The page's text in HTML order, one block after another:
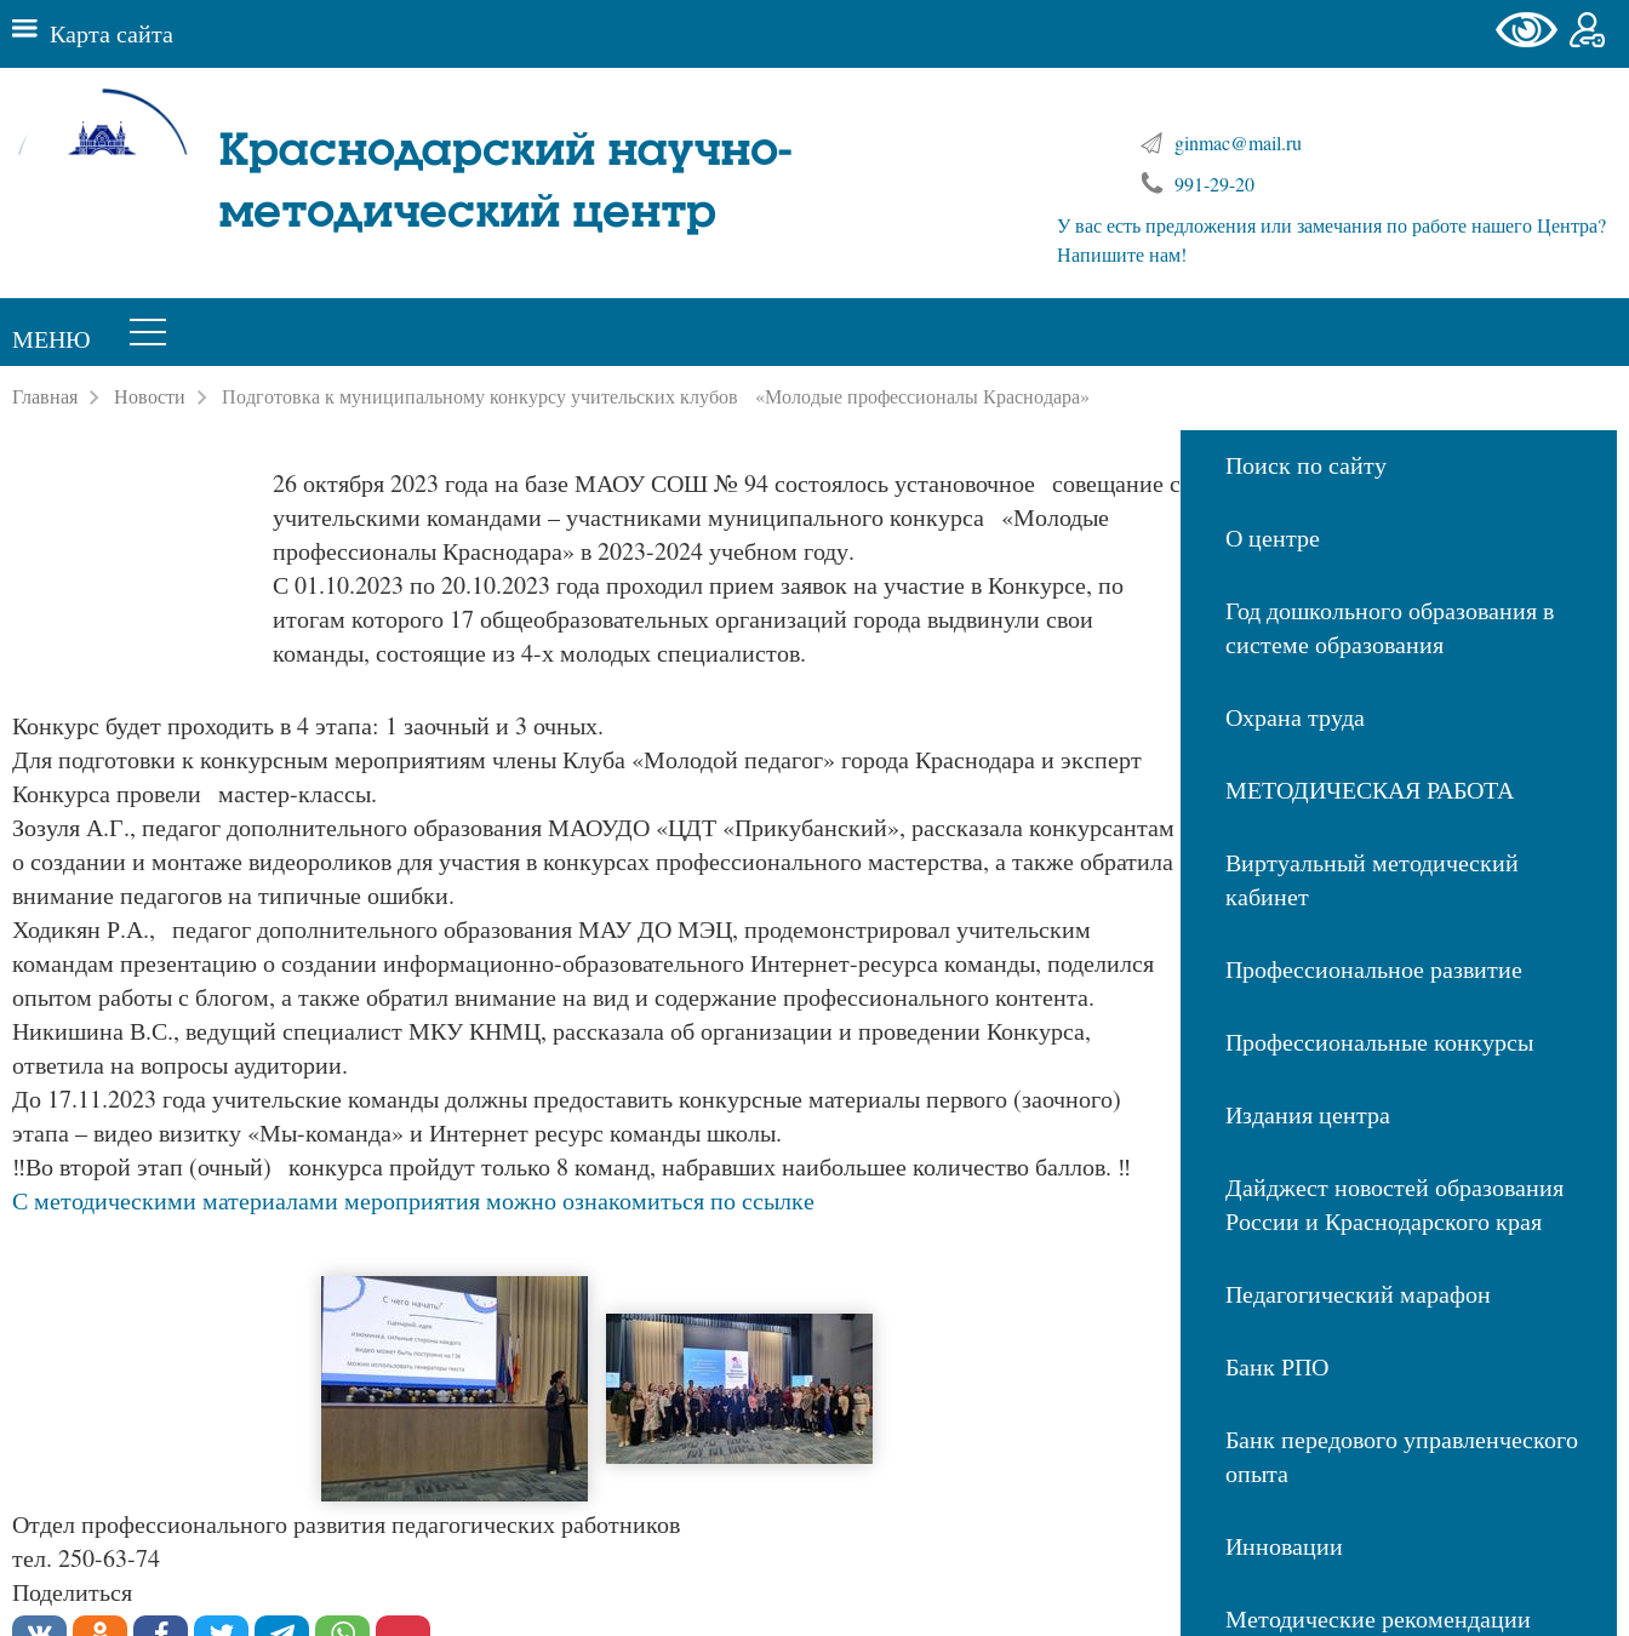
Карта сайта
Краснодарский научно-
методический центр
ginmac@mail.ru
991-29-20
У вас есть предложения или замечания по работе нашего Центра?
Напишите нам!
МЕНЮ
Главная Новости Подготовка к муниципальному конкурсу учительских клубов «Молодые профессионалы Краснодара»
26 октября 2023 года на базе МАОУ СОШ № 94 состоялось установочное совещание с
учительскими командами – участниками муниципального конкурса «Молодые
профессионалы Краснодара» в 2023-2024 учебном году.
С 01.10.2023 по 20.10.2023 года проходил прием заявок на участие в Конкурсе, по
итогам которого 17 общеобразовательных организаций города выдвинули свои
команды, состоящие из 4-х молодых специалистов.
Конкурс будет проходить в 4 этапа: 1 заочный и 3 очных.
Для подготовки к конкурсным мероприятиям члены Клуба «Молодой педагог» города Краснодара и эксперт
Конкурса провели мастер-классы.
Зозуля А.Г., педагог дополнительного образования МАОУДО «ЦДТ «Прикубанский», рассказала конкурсантам
о создании и монтаже видеороликов для участия в конкурсах профессионального мастерства, а также обратила
внимание педагогов на типичные ошибки.
Ходикян Р.А., педагог дополнительного образования МАУ ДО МЭЦ, продемонстрировал учительским
командам презентацию о создании информационно-образовательного Интернет-ресурса команды, поделился
опытом работы с блогом, а также обратил внимание на вид и содержание профессионального контента.
Никишина В.С., ведущий специалист МКУ КНМЦ, рассказала об организации и проведении Конкурса,
ответила на вопросы аудитории.
До 17.11.2023 года учительские команды должны предоставить конкурсные материалы первого (заочного)
этапа – видео визитку «Мы-команда» и Интернет ресурс команды школы.
‼️Во второй этап (очный) конкурса пройдут только 8 команд, набравших наибольшее количество баллов. ‼️
С методическими материалами мероприятия можно ознакомиться по ссылке
Отдел профессионального развития педагогических работников
тел. 250-63-74
Поделиться
Поиск по сайту
О центре
Год дошкольного образования в
системе образования
Охрана труда
МЕТОДИЧЕСКАЯ РАБОТА
Виртуальный методический
кабинет
Профессиональное развитие
Профессиональные конкурсы
Издания центра
Дайджест новостей образования
России и Краснодарского края
Педагогический марафон
Банк РПО
Банк передового управленческого
опыта
Инновации
Методические рекомендации